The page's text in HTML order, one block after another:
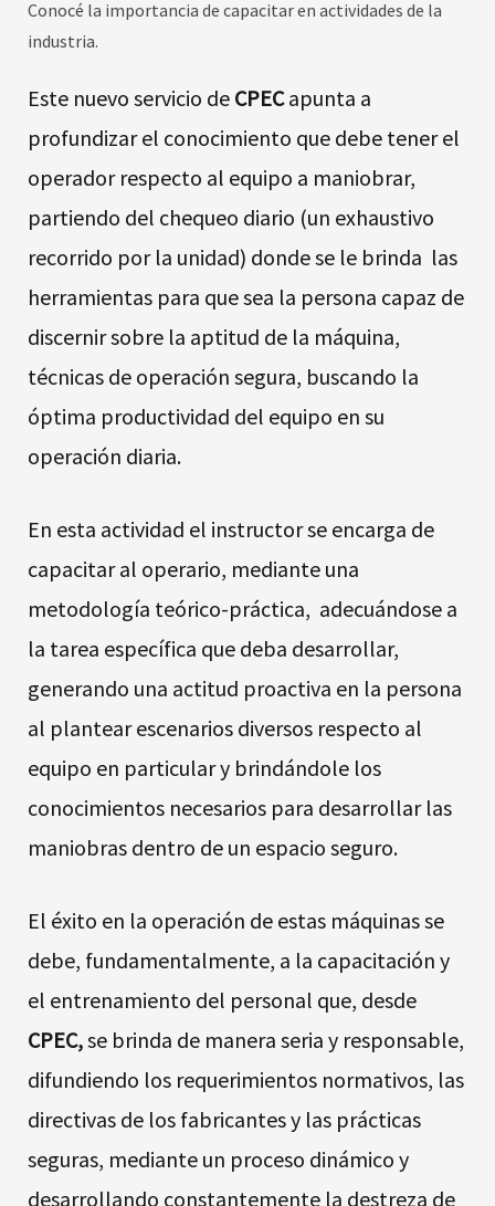
Conocé la importancia de capacitar en actividades de la
industria.
Este nuevo servicio de CPECapunta a
profundizar el conocimiento que debe tener el
operador respecto al equipo a maniobrar,
partiendo del chequeo diario (un exhaustivo
recorrido por la unidad) donde se le brinda las
herramientas para que sea la persona capaz de
discernir sobre la aptitud de la máquina,
técnicas de operación segura, buscando la
óptima productividad del equipo en su
operación diaria.
En esta actividad el instructor se encarga de
capacitar al operario, mediante una
metodología teórico-práctica, adecuándose a
la tarea específica que deba desarrollar,
generando una actitud proactiva en la persona
al plantear escenarios diversos respecto al
equipo en particular y brindándole los
conocimientos necesarios para desarrollar las
maniobras dentro de un espacio seguro.
El éxito en la operación de estas máquinas se
debe, fundamentalmente, a la capacitación y
el entrenamiento del personal que, desde
CPEC,se brinda de manera seria y responsable,
difundiendo los requerimientos normativos, las
directivas de los fabricantes y las prácticas
seguras, mediante un proceso dinámico y
desarrollando constantemente la destreza de